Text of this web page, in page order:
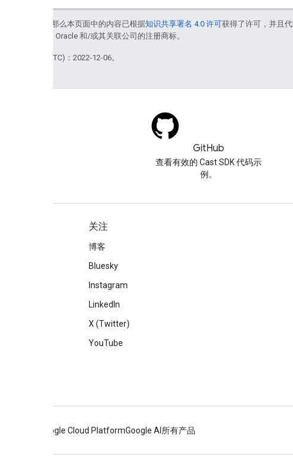
如未另行说明，那么本页面中的内容已根据知识共享署名 4.0 许可获得了许可，并且
。Java 是 Oracle 和/或其关联公司的注册商标。
最后更新时间 (UTC)：2022-12-06。
GitHub
查看有效的 Cast SDK 代码示
例。
关注
博客
Bluesky
Instagram
LinkedIn
X (Twitter)
YouTube
Google Cloud PlatformGoogle AI 所有产品